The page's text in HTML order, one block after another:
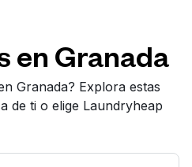
en Granada
Granada? Explora estas
de ti o elige Laundryheap